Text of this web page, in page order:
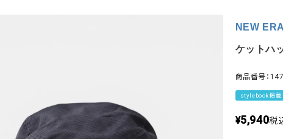
タンクトップ・キャミソール
カーディガン・ベスト ワン
パン
グッ
NEW
ケットハ
商品番号：
stylebook掲載
¥5,940税